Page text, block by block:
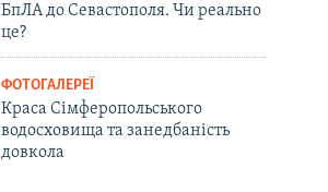
БпЛА до Севастополя. Чи реально
це?
ФОТОГАЛЕРЕЇ
Краса Сімферопольського
водосховища та занедбаність
довкола